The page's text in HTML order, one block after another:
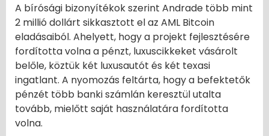
A bírósági bizonyítékok szerint Andrade több mint
2 millió dollárt sikkasztott el az AML Bitcoin
eladásaiból. Ahelyett, hogy a projekt fejlesztésére
fordította volna a pénzt, luxuscikkeket vásárolt
belőle, köztük két luxusautót és két texasi
ingatlant. A nyomozás feltárta, hogy a befektetők
pénzét több banki számlán keresztül utalta
tovább, mielőtt saját használatára fordította
volna.